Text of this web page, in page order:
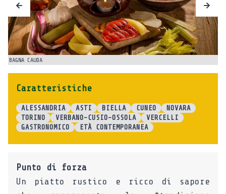
BAGNA CAUDA
Caratteristiche
ALESSANDRIA ASTI BIELLA CUNEO
NOVARA
TORINO
VERBANO-CUSIO-OSSOLA
VERCELLI
GASTRONOMICO
ETÀ CONTEMPORANEA
Punto di forza
Un piatto rustico e ricco di sapore